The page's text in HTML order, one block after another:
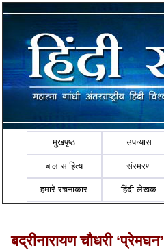
मुखपृष्ठ उपन्यास
बाल साहित्य संस्मरण
हमारे रचनाकार हिंदी लेखक
बद्रीनारायण चौधरी ‘प्रेमघन’